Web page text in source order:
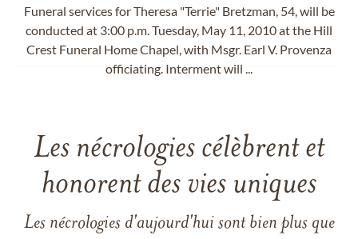
Funeral services for Theresa "Terrie" Bretzman, 54, will be
conducted at 3:00 p.m. Tuesday, May 11, 2010 at the Hill
Crest Funeral Home Chapel, with Msgr. Earl V. Provenza
officiating. Interment will ...
Les nécrologies célèbrent et
honorent des vies uniques
Les nécrologies d'aujourd'hui sont bien plus que